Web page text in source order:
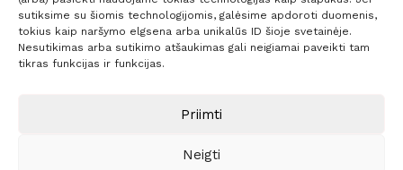
sutiksime su šiomis technologijomis, galėsime apdoroti duomenis,
tokius kaip naršymo elgsena arba unikalūs ID šioje svetainėje.
Nesutikimas arba sutikimo atšaukimas gali neigiamai paveikti tam
tikras funkcijas ir funkcijas.
Priimti
Neigti
Prenumerata Reklama Taisyklės Kontaktai
© 2021 Visos teisės saugomos